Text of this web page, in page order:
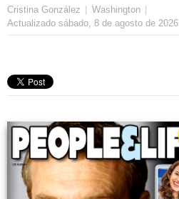
Cristina González
Washington
Actualizado sábado, 8 de agosto de 2026